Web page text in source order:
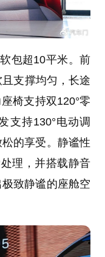
包超10平米。前
支撑均匀，长途
椅支持双120°零
支持130°电动调
的享受。静谧性
理，并搭载静音
致静谧的座舱空